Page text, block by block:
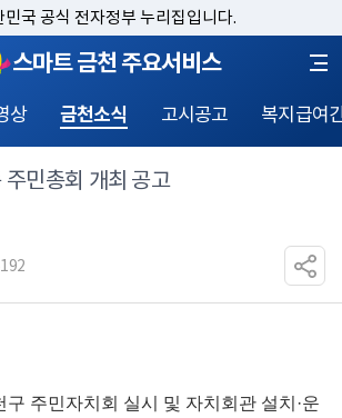
국 공식 전자정부 누리집입니다.
스마트 금천 주요서비스
상 금천소식 고시공고 복지급여
민총회 개최 공고
구 주민자치회 실시 및 자치회관 설치·운